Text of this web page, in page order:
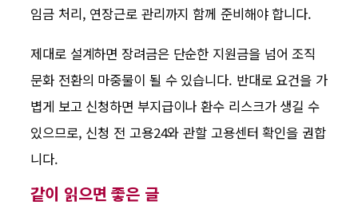
임금 처리, 연장근로 관리까지 함께 준비해야 합니다.
제대로 설계하면 장려금은 단순한 지원금을 넘어 조직
문화 전환의 마중물이 될 수 있습니다. 반대로 요건을 가
볍게 보고 신청하면 부지급이나 환수 리스크가 생길 수
있으므로, 신청 전 고용24와 관할 고용센터 확인을 권합
니다.
같이 읽으면 좋은 글